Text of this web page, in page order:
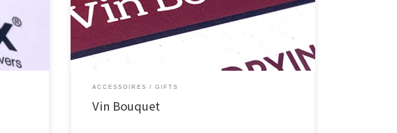
ACCESSOIRES GIFTS
Vin Bouquet